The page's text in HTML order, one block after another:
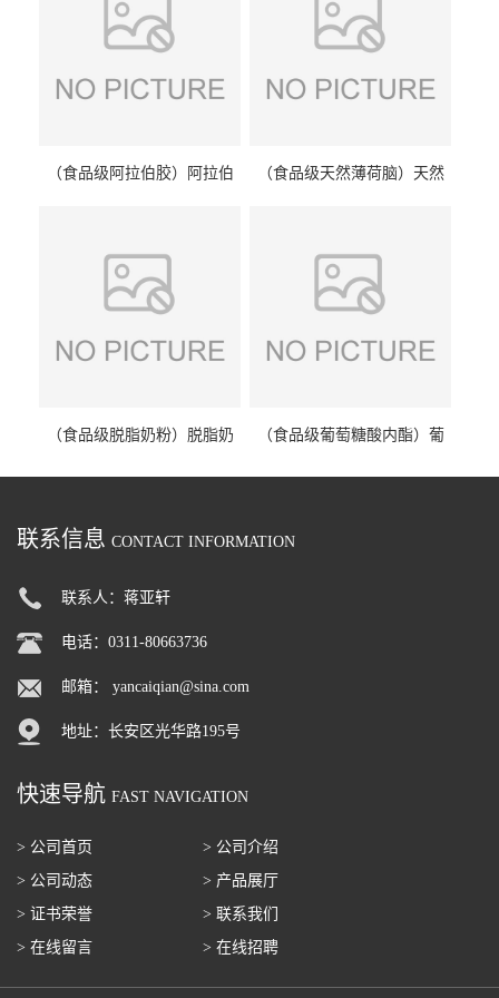
（食品级阿拉伯胶）阿拉伯
（食品级天然薄荷脑）天然
（食品级脱脂奶粉）脱脂奶
（食品级葡萄糖酸内酯）葡
联系信息 CONTACT INFORMATION
联系人：蒋亚轩
电话：0311-80663736
邮箱： yancaiqian@sina.com
地址：长安区光华路195号
快速导航 FAST NAVIGATION
> 公司首页
> 公司介绍
> 公司动态
> 产品展厅
> 证书荣誉
> 联系我们
> 在线留言
> 在线招聘